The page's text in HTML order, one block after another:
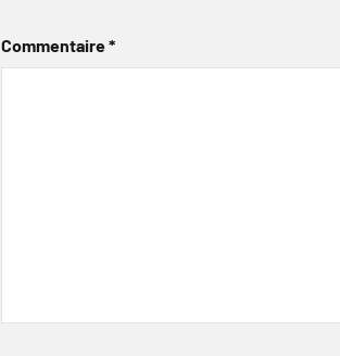
Commentaire*